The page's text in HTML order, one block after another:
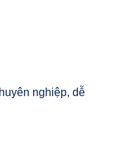
nghiệp, dễ